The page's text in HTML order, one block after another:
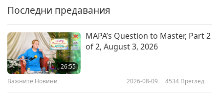
35:39
духовен план, част 1 от 4
Указания от МАПА за гладко
Последни предавания
26:55
MAPA’s Question to Master, Part 2
of 2, August 3, 2026
Важните Новини 2026-08-09 4534 Преглед